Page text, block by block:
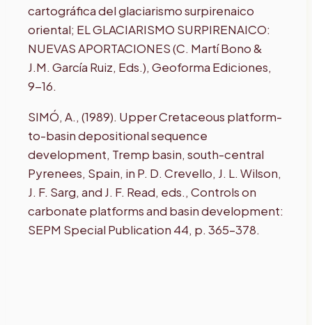
cartográfica del glaciarismo surpirenaico
oriental; EL GLACIARISMO SURPIRENAICO:
NUEVAS APORTACIONES (C. Martí Bono &
J.M. García Ruiz, Eds.), Geoforma Ediciones,
9-16.
SIMÓ, A., (1989). Upper Cretaceous platform-
to-basin depositional sequence
development, Tremp basin, south-central
Pyrenees, Spain, in P. D. Crevello, J. L. Wilson,
J. F. Sarg, and J. F. Read, eds., Controls on
carbonate platforms and basin development:
SEPM Special Publication 44, p. 365–378.